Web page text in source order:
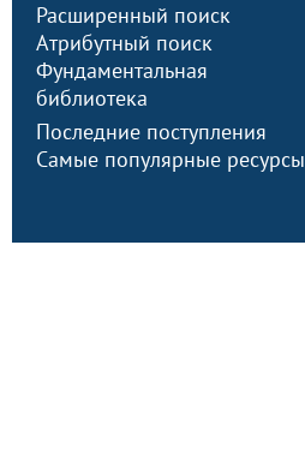
Расширенный поиск
Атрибутный поиск
Фундаментальная
библиотека
Последние поступления
Самые популярные ресурсы